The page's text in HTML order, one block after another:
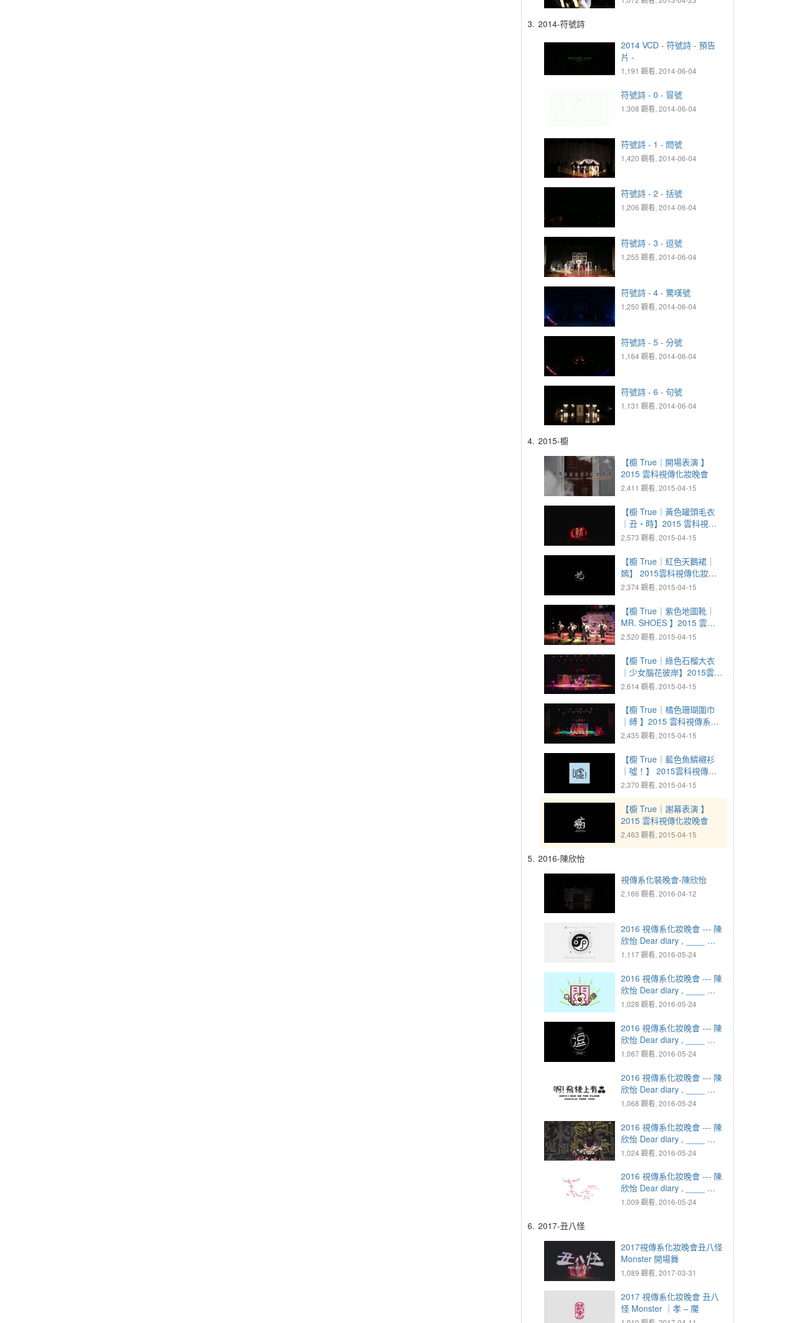
3. 2014-符號詩
2014 VCD - 符號詩 - 預告
片 -
1,191 觀看, 2014-06-04
符號詩 - 0 - 冒號
1,308 觀看, 2014-06-04
符號詩 - 1 - 問號
1,420 觀看, 2014-06-04
符號詩 - 2 - 括號
1,206 觀看, 2014-06-04
符號詩 - 3 - 逗號
1,255 觀看, 2014-06-04
符號詩 - 4 - 驚嘆號
1,250 觀看, 2014-06-04
符號詩 - 5 - 分號
1,164 觀看, 2014-06-04
符號詩 - 6 - 句號
1,131 觀看, 2014-06-04
4. 2015-櫥
【櫥 True｜開場表演 】
2015 雲科視傳化妝晚會
2,411 觀看, 2015-04-15
【櫥 True｜黃色罐頭毛衣
｜丑‧時】2015 雲科視傳
系化妝晚會
2,573 觀看, 2015-04-15
【櫥 True｜紅色天鵝裙｜
嫣】 2015雲科視傳化妝晚
會
2,374 觀看, 2015-04-15
【櫥 True｜紫色地圖靴｜
MR. SHOES 】2015 雲科
視傳化妝晚會
2,520 觀看, 2015-04-15
【櫥 True｜綠色石榴大衣
｜少女腦花彼岸】2015雲科
視傳化妝晚會
2,614 觀看, 2015-04-15
【櫥 True｜橘色珊瑚圍巾
｜縛 】2015 雲科視傳系化
妝晚會
2,435 觀看, 2015-04-15
【櫥 True｜藍色魚鱗襯衫
｜噓！】 2015雲科視傳化
妝晚會
2,370 觀看, 2015-04-15
【櫥 True｜謝幕表演 】
2015 雲科視傳化妝晚會
2,463 觀看, 2015-04-15
5. 2016-陳欣怡
視傳系化裝晚會-陳欣怡
2,166 觀看, 2016-04-12
2016 視傳系化妝晚會 --- 陳
欣怡 Dear diary , ____ ｜
1925.10.07 疑惑 - MEAN
1,117 觀看, 2016-05-24
2016 視傳系化妝晚會 --- 陳
欣怡 Dear diary , ____ ｜
1949.02.29 憤怒 - 開丼
1,028 觀看, 2016-05-24
2016 視傳系化妝晚會 --- 陳
欣怡 Dear diary , ____ ｜
1973.08.31 感動 - 逗
1,067 觀看, 2016-05-24
2016 視傳系化妝晚會 --- 陳
欣怡 Dear diary , ____ ｜
2000.01.01 恐懼 - 啊！飛
1,068 觀看, 2016-05-24
2016 視傳系化妝晚會 --- 陳
欣怡 Dear diary , ____ ｜
2012.12.21 傻眼 - 某紀某
1,024 觀看, 2016-05-24
2016 視傳系化妝晚會 --- 陳
欣怡 Dear diary , ____ ｜
2036.04.03 雀躍 - 茉忘
1,009 觀看, 2016-05-24
6. 2017-丑八怪
2017視傳系化妝晚會丑八怪
Monster 開場舞
1,089 觀看, 2017-03-31
2017 視傳系化妝晚會 丑八
怪 Monster ｜孝 – 魘